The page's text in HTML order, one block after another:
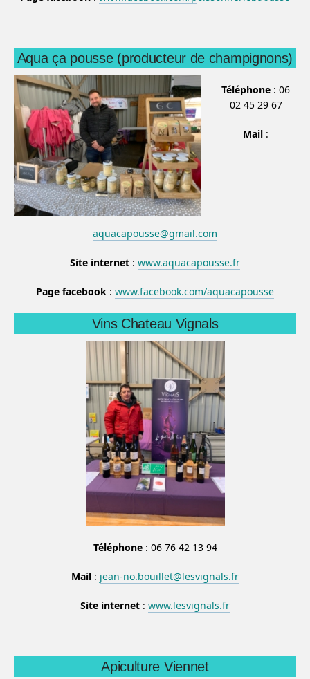
Aqua ça pousse (producteur de champignons)
Téléphone : 06
02 45 29 67
Mail :
aquacapousse@gmail.com
Site internet : www.aquacapousse.fr
Page facebook : www.facebook.com/aquacapousse
Vins Chateau Vignals
Téléphone: 06 76 42 13 94
Mail : jean-no.bouillet@lesvignals.fr
Site internet : www.lesvignals.fr
Apiculture Viennet